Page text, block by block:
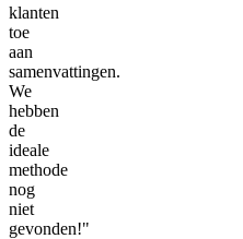
klanten
toe
aan
samenvattingen.
We
hebben
de
ideale
methode
nog
niet
gevonden!"